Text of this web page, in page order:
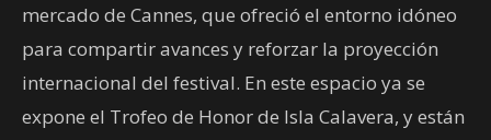
mercado de Cannes, que ofreció el entorno idóneo
para compartir avances y reforzar la proyección
internacional del festival. En este espacio ya se
expone el Trofeo de Honor de Isla Calavera, y están